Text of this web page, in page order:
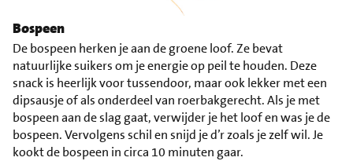
Bospeen
De bospeen herken je aan de groene loof. Ze bevat
natuurlijke suikers om je energie op peil te houden. Deze
snack is heerlijk voor tussendoor, maar ook lekker met een
dipsausje of als onderdeel van roerbakgerecht. Als je met
bospeen aan de slag gaat, verwijder je het loof en was je de
bospeen. Vervolgens schil en snijd je d’r zoals je zelf wil. Je
kookt de bospeen in circa 10 minuten gaar.